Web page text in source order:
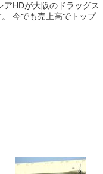
HDが大阪のドラッグス
今でも売上高でトップ